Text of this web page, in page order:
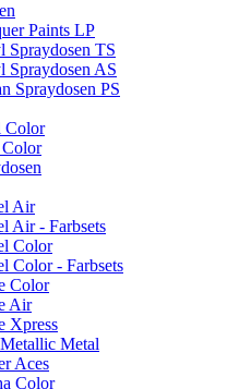
Paints LP
Spraydosen TS
Spraydosen AS
Spraydosen PS
Color
Air
Air - Farbsets
Color
Color - Farbsets
Color
Air
Xpress
Metal
Aces
Color